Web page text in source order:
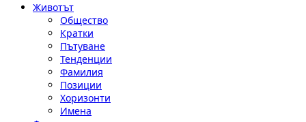
Животът
Общество
Кратки
Пътуване
Тенденции
Фамилия
Позиции
Хоризонти
Имена